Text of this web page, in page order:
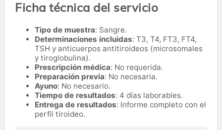
Ficha técnica del servicio
Tipo de muestra: Sangre.
Determinaciones incluidas: T3, T4, FT3, FT4,
TSH y anticuerpos antitiroideos (microsomales
y tiroglobulina).
Prescripción médica: No requerida.
Preparación previa: No necesaria.
Ayuno: No necesario.
Tiempo de resultados: 4 días laborables.
Entrega de resultados: Informe completo con el
perfil tiroideo.